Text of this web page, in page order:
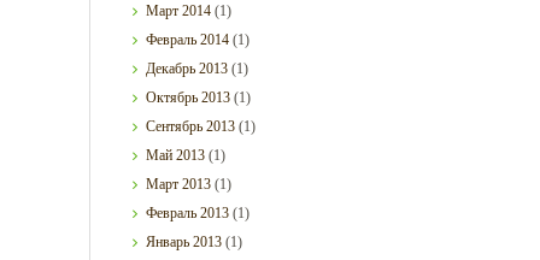
Март2014 (1)
Февраль2014 (1)
Декабрь2013 (1)
Октябрь2013 (1)
Сентябрь2013 (1)
Май2013 (1)
Март2013 (1)
Февраль2013 (1)
Январь2013 (1)